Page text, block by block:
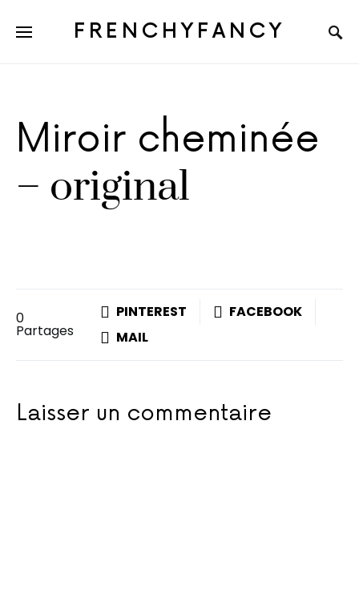
FRENCHYFANCY
Miroir cheminée
– original
0
Partages
PINTEREST
FACEBOOK
MAIL
Laisser un commentaire